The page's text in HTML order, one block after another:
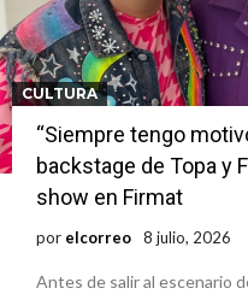
CULTURA
“Siempre tengo
backstage de Topa y
show en Firmat
por elcorreo 8 julio, 2026
Antes de salir al escenario